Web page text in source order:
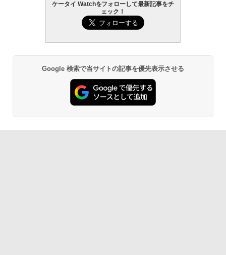
ケータイ Watchをフォローして最新記事をチ
ェック！
Google 検索で当サイトの記事を優先表示させる